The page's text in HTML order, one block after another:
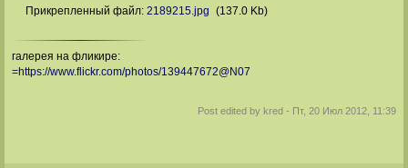
Прикрепленный файл: 2189215.jpg (137.0 Kb)
галерея на фликире:
=https://www.flickr.com/photos/139447672@N07
Post edited by kred - Пт, 20 Июл 2012, 11:39